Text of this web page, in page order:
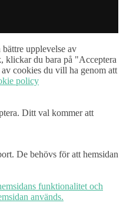
upplevelse av
klickar du bara på "Acceptera
cookies du vill ha genom att
policy
Ditt val kommer att
De behövs för att hemsidan
funktionalitet och
används.